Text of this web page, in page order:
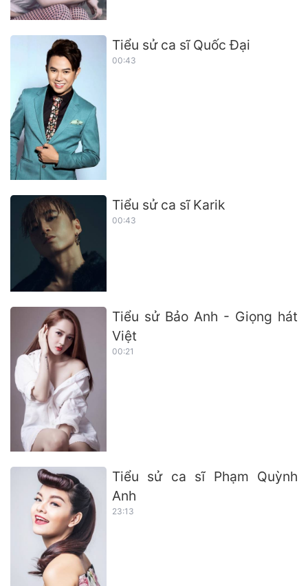
Tiểu sử ca sĩ Quốc Đại
00:43
Tiểu sử ca sĩ Karik
00:43
Tiểu sử Bảo Anh - Giọng hát
Việt
00:21
Tiểu sử ca sĩ Phạm Quỳnh
Anh
23:13